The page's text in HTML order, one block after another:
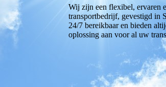
Wij zijn een flexibel, ervaren
transportbedrijf, gevestigd in
24/7 bereikbaar en bieden
oplossing aan voor al uw